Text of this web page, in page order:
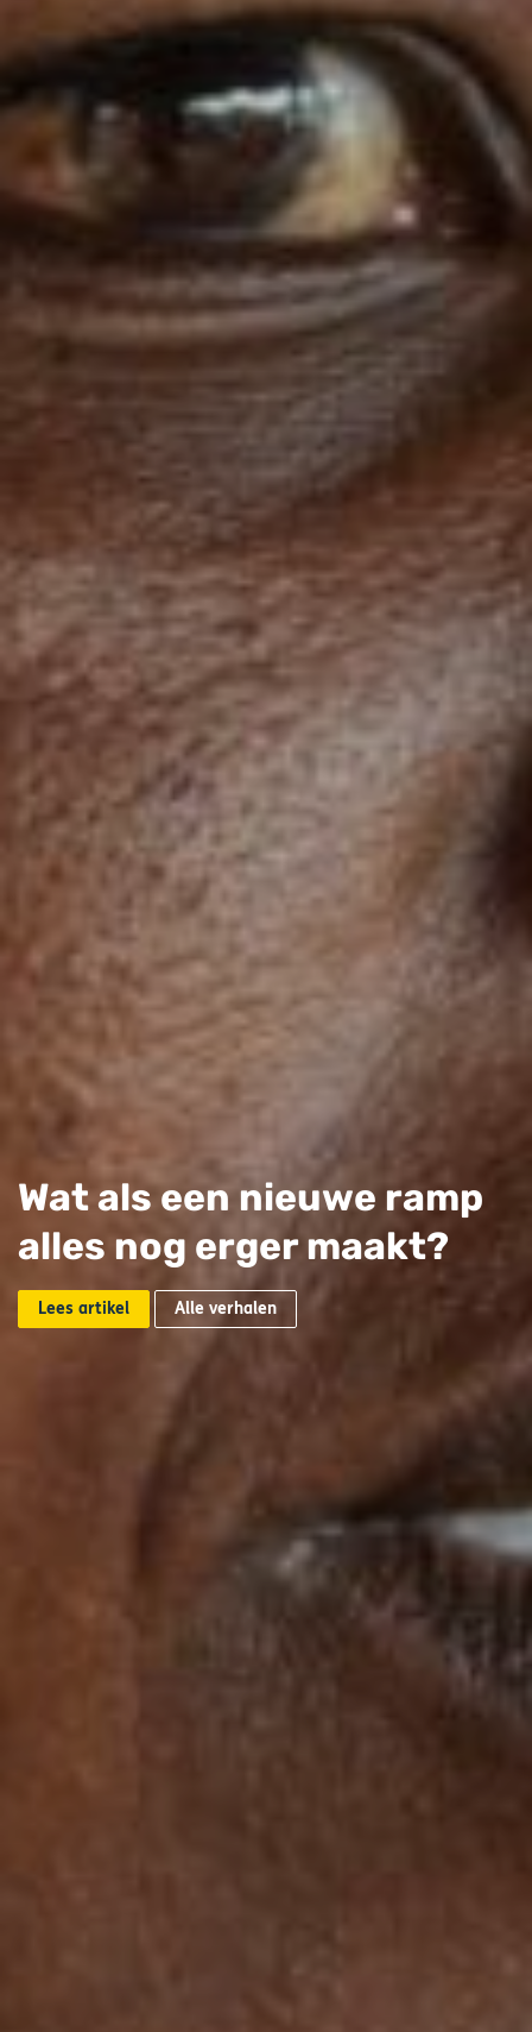
Wat als een nieuwe ramp
alles nog erger maakt?
Lees artikel Alle verhalen